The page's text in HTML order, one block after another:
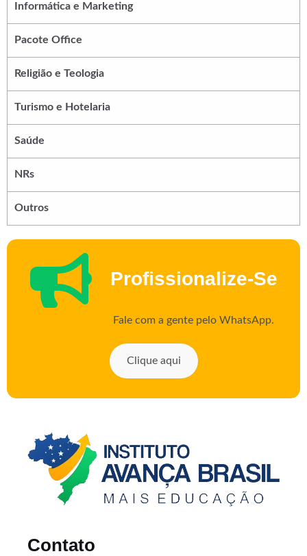
Informática e Marketing
Pacote Office
Religião e Teologia
Turismo e Hotelaria
Saúde
NRs
Outros
Profissionalize-Se
Fale com a gente pelo WhatsApp.
Clique aqui
Contato